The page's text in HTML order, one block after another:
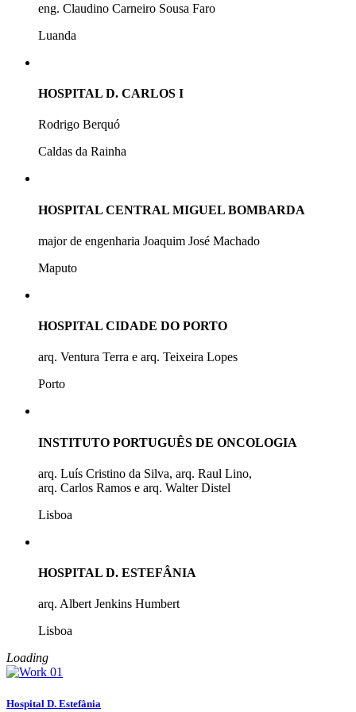
eng. Claudino Carneiro Sousa Faro
Luanda
HOSPITAL D. CARLOS I
Rodrigo Berquó
Caldas da Rainha
HOSPITAL CENTRAL MIGUEL BOMBARDA
major de engenharia Joaquim José Machado
Maputo
HOSPITAL CIDADE DO PORTO
arq. Ventura Terra e arq. Teixeira Lopes
Porto
INSTITUTO PORTUGUÊS DE ONCOLOGIA
arq. Luís Cristino da Silva, arq. Raul Lino,
arq. Carlos Ramos e arq. Walter Distel
Lisboa
HOSPITAL D. ESTEFÂNIA
arq. Albert Jenkins Humbert
Lisboa
Loading
Hospital D. Estefânia